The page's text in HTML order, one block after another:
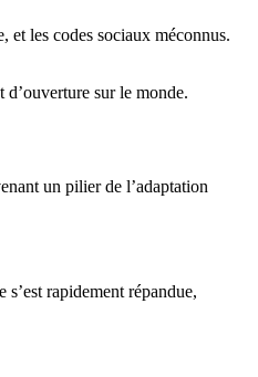
les codes sociaux méconnus.
sur le monde.
un pilier de l’adaptation
rapidement répandue,